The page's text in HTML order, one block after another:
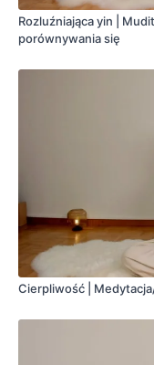
Rozluźniająca yin |
porównywania się
Cierpliwość |